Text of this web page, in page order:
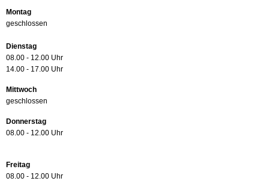
Montag
geschlossen
Dienstag
08.00 - 12.00 Uhr
14.00 - 17.00 Uhr
Mittwoch
geschlossen
Donnerstag
08.00 - 12.00 Uhr
Freitag
08.00 - 12.00 Uhr